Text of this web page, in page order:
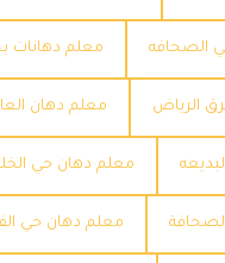
الصحافه معلم دهانات
الرياض معلم دهان
معلم دهان حي
معلم دهان حي